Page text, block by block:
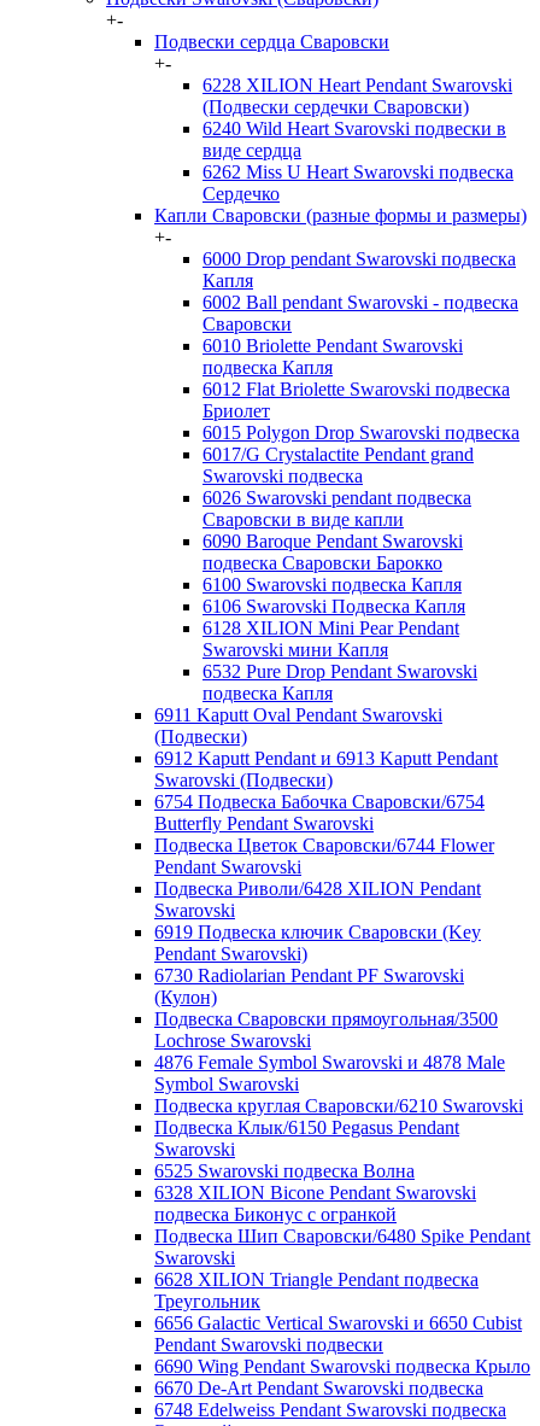
+-
Подвески сердца Сваровски
+-
6228 XILION Heart Pendant Swarovski
(Подвески сердечки Сваровски)
6240 Wild Heart Svarovski подвески в
виде сердца
6262 Miss U Heart Swarovski подвеска
Сердечко
Капли Сваровски (разные формы и размеры)
+-
6000 Drop pendant Swarovski подвеска
Капля
6002 Ball pendant Swarovski - подвеска
Сваровски
6010 Briolette Pendant Swarovski
подвеска Капля
6012 Flat Briolette Swarovski подвеска
Бриолет
6015 Polygon Drop Swarovski подвеска
6017/G Crystalactite Pendant grand
Swarovski подвеска
6026 Swarovski pendant подвеска
Сваровски в виде капли
6090 Baroque Pendant Swarovski
подвеска Сваровски Барокко
6100 Swarovski подвеска Капля
6106 Swarovski Подвеска Капля
6128 XILION Mini Pear Pendant
Swarovski мини Капля
6532 Pure Drop Pendant Swarovski
подвеска Капля
6911 Kaputt Oval Pendant Swarovski
(Подвески)
6912 Kaputt Pendant и 6913 Kaputt Pendant
Swarovski (Подвески)
6754 Подвеска Бабочка Сваровски/6754
Butterfly Pendant Swarovski
Подвеска Цветок Сваровски/6744 Flower
Pendant Swarovski
Подвеска Риволи/6428 XILION Pendant
Swarovski
6919 Подвеска ключик Сваровски (Key
Pendant Swarovski)
6730 Radiolarian Pendant PF Swarovski
(Кулон)
Подвеска Сваровски прямоугольная/3500
Lochrose Swarovski
4876 Female Symbol Swarovski и 4878 Male
Symbol Swarovski
Подвеска круглая Сваровски/6210 Swarovski
Подвеска Клык/6150 Pegasus Pendant
Swarovski
6525 Swarovski подвеска Волна
6328 XILION Bicone Pendant Swarovski
подвеска Биконус c огранкой
Подвеска Шип Сваровски/6480 Spike Pendant
Swarovski
6628 XILION Triangle Pendant подвеска
Треугольник
6656 Galactic Vertical Swarovski и 6650 Cubist
Pendant Swarovski подвески
6690 Wing Pendant Swarovski подвеска Крыло
6670 De-Art Pendant Swarovski подвеска
6748 Edelweiss Pendant Swarovski подвеска